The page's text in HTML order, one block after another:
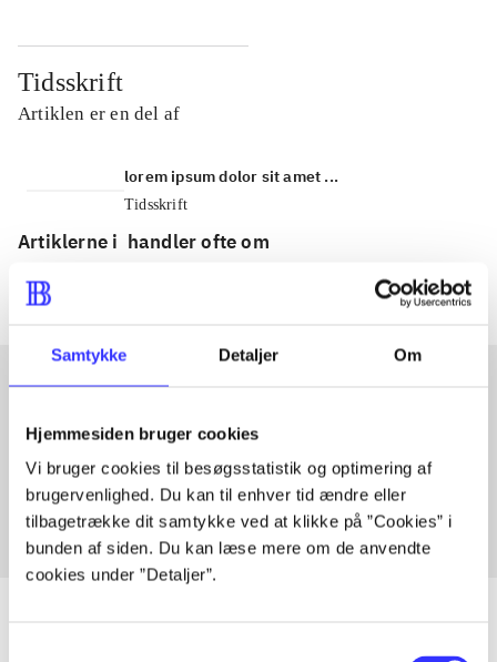
Samtykke Detaljer Om
Hjemmesiden bruger cookies
Vi bruger cookies til besøgsstatistik og optimering af
brugervenlighed. Du kan til enhver tid ændre eller
tilbagetrække dit samtykke ved at klikke på ”Cookies” i
bunden af siden. Du kan læse mere om de anvendte
cookies under ”Detaljer”.
Tidsskrift
Artiklen er en del af
lorem ipsum dolor sit amet ...
Tidsskrift
Artiklerne i handler ofte om
Artikler med samme emner
Fra